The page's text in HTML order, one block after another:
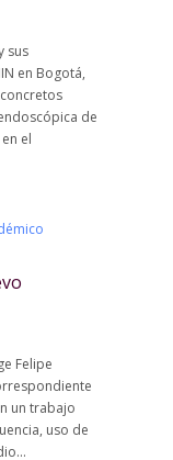
sus
en Bogotá,
de
el
Felipe
un trabajo
uso de